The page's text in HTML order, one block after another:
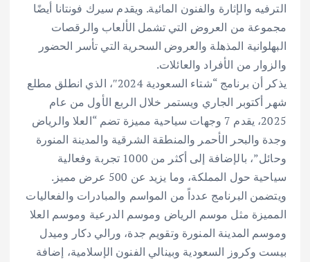
الترفيه والإثارة والفنون المائية. ويقدم سيرك فونتانا أيضًا
مجموعة من العروض التي تشمل الألعاب والرقصات
البهلوانية المذهلة والعروض السحرية التي تأسر الحضور
والزوار من الأفراد والعائلات.
يذكر أن برنامج “شتاء السعودية 2024″، الذي انطلق مطلع
شهر أكتوبر الجاري ويستمر خلال الربع الأول من عام
2025، يقدم 7 وجهات سياحية مميزة تضم “العلا والرياض
وجدة والبحر الأحمر والمنطقة الشرقية والمدينة المنورة
وحائل”، بالإضافة إلى أكثر من 1000 تجربة وفعالية
سياحية حول المملكة، وما يزيد عن 500 عرض مميز.
ويتضمن البرنامج عدداً من المواسم والمبادرات والفعاليات
المميزة مثل موسم الرياض وموسم الدرعية وموسم العلا
وموسم المدينة المنورة وتقويم جدة، ورالي دكار وميدل
بيست وكروز السعودية وبينالي الفنون الإسلامية، إضافة